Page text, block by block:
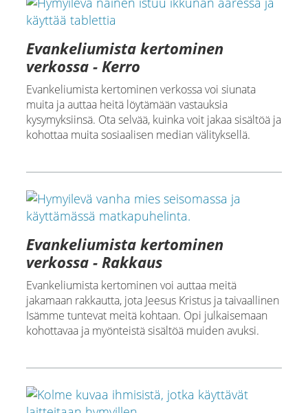
Evankeliumista kertominen
verkossa - Kerro
Evankeliumista kertominen verkossa voi siunata
muita ja auttaa heitä löytämään vastauksia
kysymyksiinsä. Ota selvää, kuinka voit jakaa sisältöä ja
kohottaa muita sosiaalisen median välityksellä.
Evankeliumista kertominen
verkossa - Rakkaus
Evankeliumista kertominen voi auttaa meitä
jakamaan rakkautta, jota Jeesus Kristus ja taivaallinen
Isämme tuntevat meitä kohtaan. Opi julkaisemaan
kohottavaa ja myönteistä sisältöä muiden avuksi.